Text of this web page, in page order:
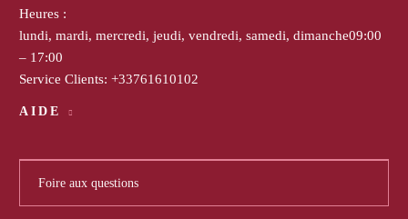
Heures :
lundi, mardi, mercredi, jeudi, vendredi, samedi, dimanche09:00
– 17:00
Service Clients: +33761610102
AIDE
Foire aux questions